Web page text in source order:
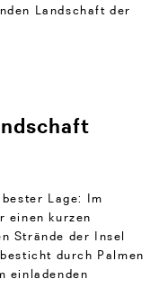
Landschaft der
Lage: Im
einen kurzen
Strände der Insel
durch Palmen
einladenden